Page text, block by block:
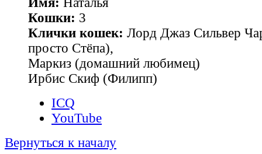
Кошки: 3
Клички кошек: Лорд Джаз Сильвер
просто Стёпа),
Маркиз (домашний любимец)
Ирбис Скиф (Филипп)
ICQ
YouTube
Вернуться к началу